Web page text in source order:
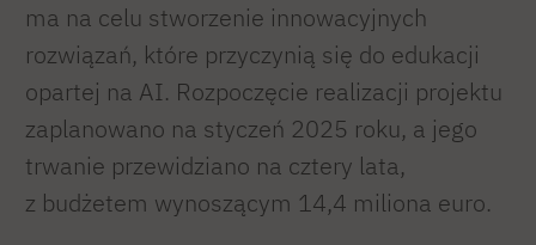
ma na celu stworzenie innowacyjnych
rozwiązań, które przyczynią się do edukacji
opartej na AI. Rozpoczęcie realizacji projektu
zaplanowano na styczeń 2025 roku, a jego
trwanie przewidziano na cztery lata,
z budżetem wynoszącym 14,4 miliona euro.